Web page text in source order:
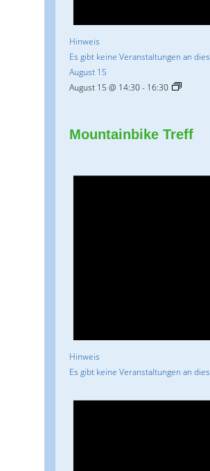
Hinweis
Es gibt keine Veranstaltungen an
August 15
August 15 @ 14:30- 16:30
Mountainbike Treff
Hinweis
Es gibt keine Veranstaltungen an